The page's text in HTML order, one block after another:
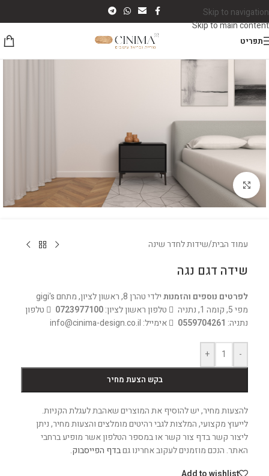
Skip to navigation
Skip to main content
תפריט
לחץ להגדלה
עמוד הבית/שידות לחדר שינה
שידה דגם נגה
לפרטים נוספים והזמנותילדי טהרן 8, ראשון לציון, מתחם gigi's
מפי 5, קומה 1, נתניה
טלפון ראשון לציון:0723977100
טלפון
נתניה: 0559704261 אימייל: info@cinima-design.co.il
-
+
בקש הצעת מחיר
להצעות מחיר, יש להוסיף את המוצרים שאהבת לעגלת הקניות.
לייעוץ מקצועי, המלצות לגבי רהיטים מומלצים והצעות מחיר, ניתן
ליצור קשר בדף צור קשר או במספר הטלפון אשר מופיע ברחבי
האתר. הנכם מוזמנים לעקוב אחרינו גםבדף הפייסבוק.